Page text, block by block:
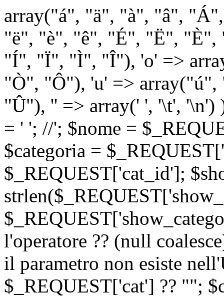
array("á", "ä", "à", "â",
"ë", "è", "ê", "É", "Ë",
"Í", "Ï", "Ì", "Î"), 'o' =>
"Ò", "Ô"), 'u' =>
"Û"), '' => array(' ', '\t',
= ' '; //'; $nome =
$categoria =
$_REQUEST['cat_id'];
l'operatore ?? (null
il parametro non esiste
$_REQUEST['cat'] ?? "";